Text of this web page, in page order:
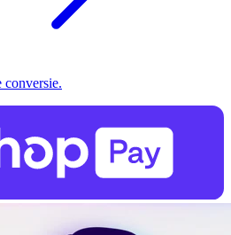
conversie.